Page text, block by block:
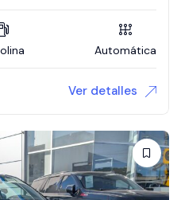
Automática
Ver detalles